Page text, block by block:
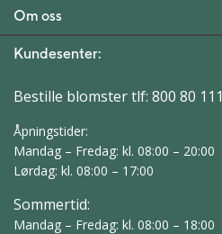
Om oss
Kundesenter:
Bestille blomster tlf: 800 80 111
Åpningstider:
Mandag – Fredag: kl. 08:00 – 20:00
Lørdag: kl. 08:00 – 17:00
Sommertid:
Mandag – Fredag: kl. 08:00 – 18:00